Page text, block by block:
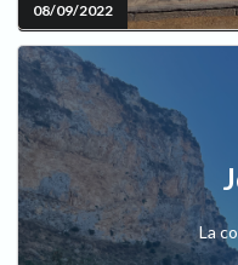
08/09/2022
La